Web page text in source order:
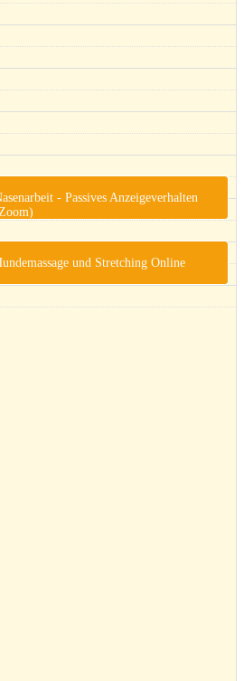
- Passives Anzeigeverhalten
und Stretching Online